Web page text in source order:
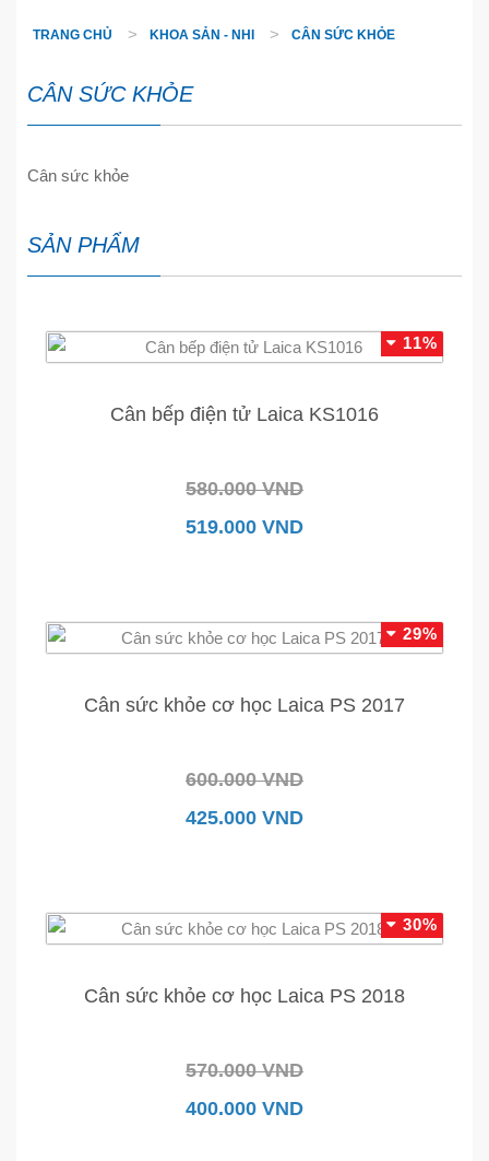
TRANG CHỦ KHOA SẢN - NHI CÂN SỨC KHỎE
CÂN SỨC KHỎE
Cân sức khỏe
SẢN PHẨM
11%
Cân bếp điện tử Laica KS1016
580.000 VND
519.000 VND
29%
Cân sức khỏe cơ học Laica PS 2017
600.000 VND
425.000 VND
30%
Cân sức khỏe cơ học Laica PS 2018
570.000 VND
400.000 VND